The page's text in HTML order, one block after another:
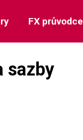
FX průvodce
sazby